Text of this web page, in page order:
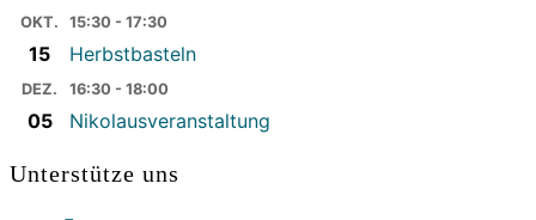
OKT.
15
15:30 - 17:30
Herbstbasteln
DEZ.
05
16:30 - 18:00
Nikolausveranstaltung
Unterstütze uns